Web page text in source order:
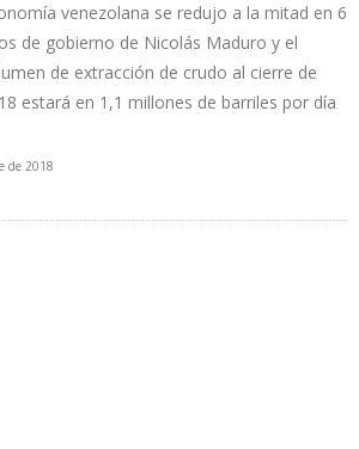
venezolana se redujo a la mitad en 6
de gobierno de Nicolás Maduro y el
de extracción de crudo al cierre de
estará en 1,1 millones de barriles por día
de 2018